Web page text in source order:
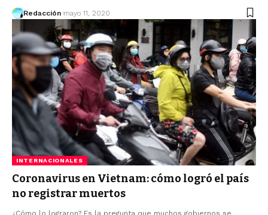
Redacción mayo 11, 2020
INTERNACIONALES
Coronavirus en Vietnam: cómo logró el país
no registrar muertos
¿Cómo lo lograron? Es la pregunta que muchos gobiernos se